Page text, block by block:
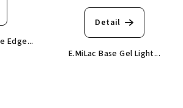
Edge...
Detail
E.MiLac Base Gel Light...